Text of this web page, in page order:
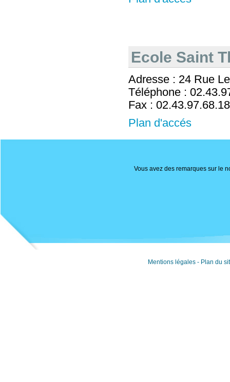
Ecole Saint
Adresse : 24 Rue
Téléphone :
Fax : 02.43.97.68.18
Plan d'accés
Vous avez des remarques sur le
Mentions légales- Plan du